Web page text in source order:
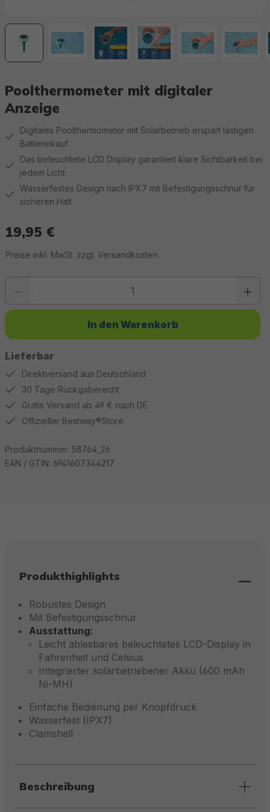
Poolthermometer mit digitaler
Anzeige
Digitales Poolthermometer mit Solarbetrieb erspart lästigen
Batteriekauf
Das beleuchtete LCD Display garantiert klare Sichtbarkeit bei
jedem Licht
Wasserfestes Design nach IPX7 mit Befestigungsschnur für
sicheren Halt
19,95 €
Preise inkl. MwSt. zzgl. Versandkosten
Lieferbar
Produkt Anzahl: Gib den gewünschten Wert ein oder benutze die
In den Warenkorb
Direktversand aus Deutschland
30 Tage Rückgaberecht
Gratis Versand ab 49 € nach DE
Offizieller Bestway®Store
Produktnummer: 58764_26
EAN / GTIN: 6941607344217
Produkthighlights
Robustes Design
Mit Befestigungsschnur
Ausstattung:
Leicht ablesbares beleuchtetes LCD-Display in
Fahrenheit und Celsius
Integrierter solarbetriebener Akku (600 mAh
Ni-MH)
Einfache Bedienung per Knopfdruck
Wasserfest (IPX7)
Clamshell
Beschreibung